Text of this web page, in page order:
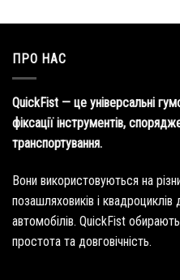
ПРО НАС
QuickFist — це універсальні
фіксації інструментів,
транспортування.
Вони використовуються на
позашляховиків і
автомобілів. QuickFist
простота та довговічність.